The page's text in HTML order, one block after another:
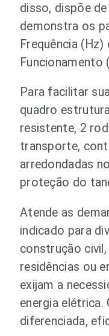
disso, dispõe
demonstra os
Frequência (Hz)
Funcionamento
Para facilitar
quadro
resistente, 2
transporte,
arredondadas
proteção do
Atende as
indicado para
construção
residências ou
exijam a
energia
diferenciada,